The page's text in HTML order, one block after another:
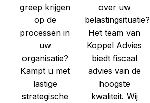
greep krijgen
op de
processen in
uw
organisatie?
Kampt u met
lastige
strategische
over uw
belastingsituatie?
Het team van
Koppel Advies
biedt fiscaal
advies van de
hoogste
kwaliteit. Wij